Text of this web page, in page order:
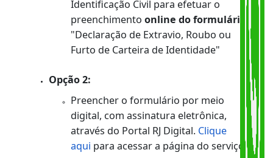
PROCEDIMENTOS
Opção 1:
Identificação Civil para efetuar o
preenchimentoonline do formulário
"Declaração de Extravio, Roubo ou
Furto de Carteira de Identidade"